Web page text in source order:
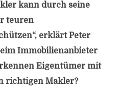
kann durch seine
teuren
erklärt Peter
Immobilienanbieter
Eigentümer mit
richtigen Makler?